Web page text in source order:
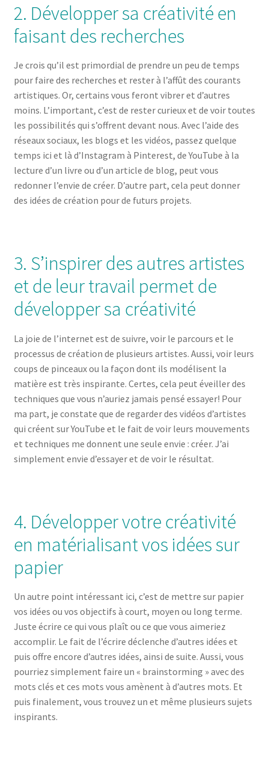
2. Développer sa créativité en
faisant des recherches
Je crois qu’il est primordial de prendre un peu de temps
pour faire des recherches et rester à l’affût des courants
artistiques. Or, certains vous feront vibrer et d’autres
moins. L’important, c’est de rester curieux et de voir toutes
les possibilités qui s’offrent devant nous. Avec l’aide des
réseaux sociaux, les blogs et les vidéos, passez quelque
temps ici et là d’Instagram à Pinterest, de YouTube à la
lecture d’un livre ou d’un article de blog, peut vous
redonner l’envie de créer. D’autre part, cela peut donner
des idées de création pour de futurs projets.
3. S’inspirer des autres artistes
et de leur travail permet de
développer sa créativité
La joie de l’internet est de suivre, voir le parcours et le
processus de création de plusieurs artistes. Aussi, voir leurs
coups de pinceaux ou la façon dont ils modélisent la
matière est très inspirante. Certes, cela peut éveiller des
techniques que vous n’auriez jamais pensé essayer! Pour
ma part, je constate que de regarder des vidéos d’artistes
qui créent sur YouTube et le fait de voir leurs mouvements
et techniques me donnent une seule envie : créer. J’ai
simplement envie d’essayer et de voir le résultat.
4. Développer votre créativité
en matérialisant vos idées sur
papier
Un autre point intéressant ici, c’est de mettre sur papier
vos idées ou vos objectifs à court, moyen ou long terme.
Juste écrire ce qui vous plaît ou ce que vous aimeriez
accomplir. Le fait de l’écrire déclenche d’autres idées et
puis offre encore d’autres idées, ainsi de suite. Aussi, vous
pourriez simplement faire un « brainstorming » avec des
mots clés et ces mots vous amènent à d’autres mots. Et
puis finalement, vous trouvez un et même plusieurs sujets
inspirants.